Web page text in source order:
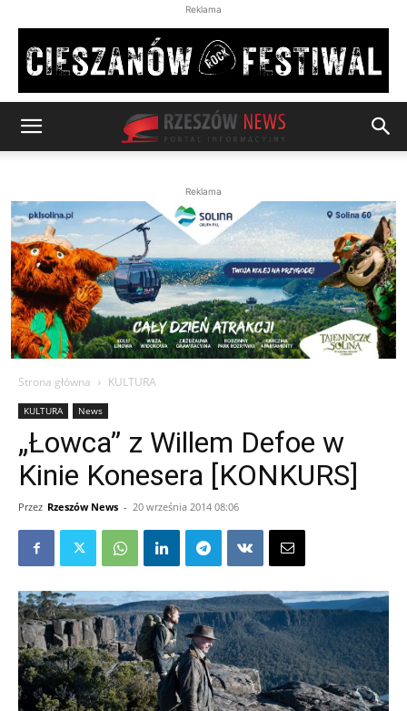
Reklama
Reklama
Strona główna KULTURA
KULTURA News
„Łowca” z Willem Defoe w
Kinie Konesera [KONKURS]
Przez Rzeszów News - 20 września 2014 08:06